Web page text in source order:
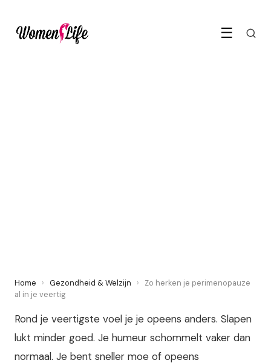
☰
Home › Gezondheid & Welzijn ›
Zo herken je perimenopauze
al in je veertig
Rond je veertigste voel je je opeens anders. Slapen
lukt minder goed. Je humeur schommelt vaker dan
normaal. Je bent sneller moe of opeens